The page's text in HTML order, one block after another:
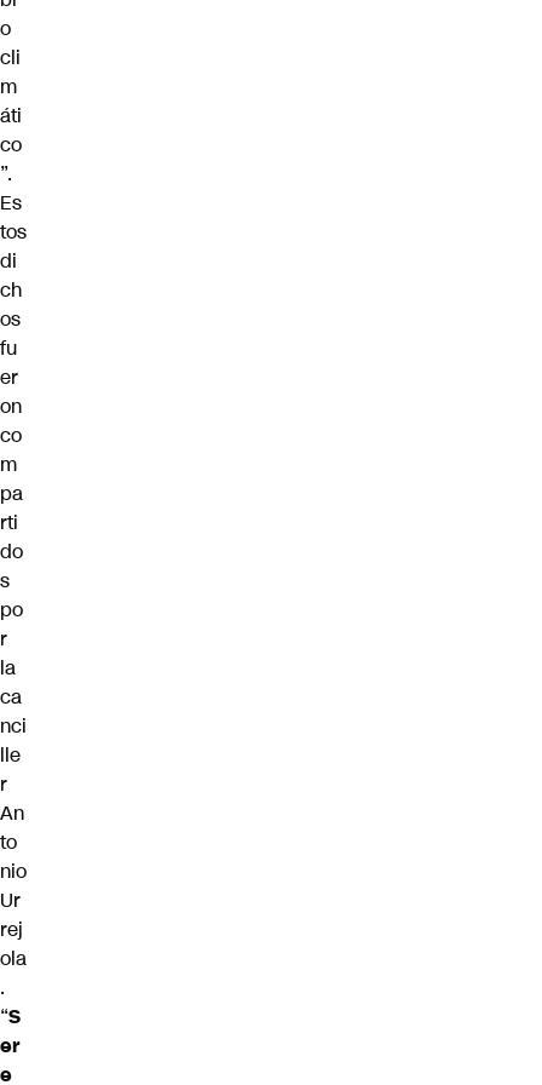
o
cli
m
áti
co
”.
Es
tos
di
ch
os
fu
er
on
co
m
pa
rti
do
s
po
r
la
ca
nci
lle
r
An
to
nio
Ur
rej
ola
.
“S
er
e